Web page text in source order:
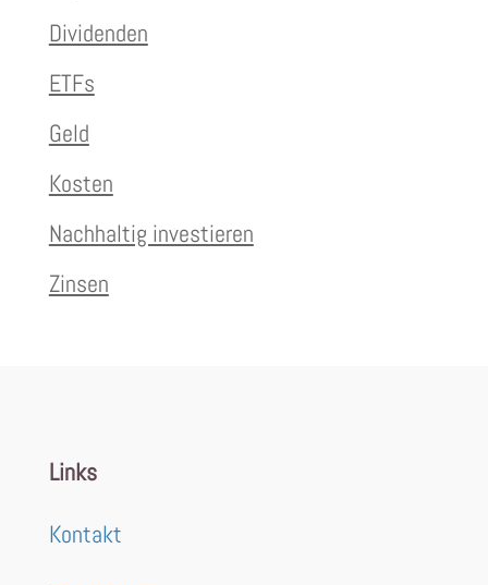
Dividenden
ETFs
Geld
Kosten
Nachhaltig investieren
Zinsen
Links
Kontakt